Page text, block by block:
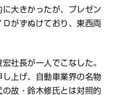
大きかったが、プレゼン
がずぬけており、東西両
社長が一人でこなした。
上げ、自動車業界の名物
故・鈴木修氏とは対照的